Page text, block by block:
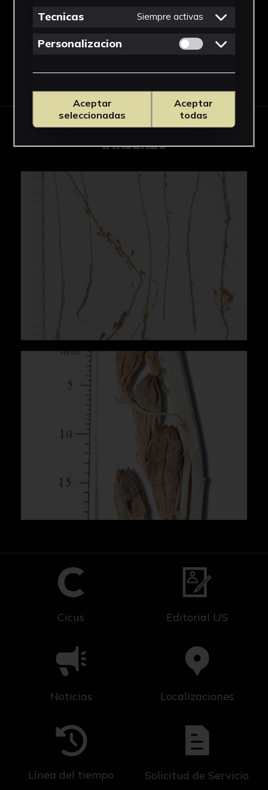
Descargar Ficha
IMÁGENES
Cicus Editorial US
Noticias Localizaciones
Línea del tiempo Solicitud de Servicio
Tecnicas Siempre activas
Personalizacion Permitir cookies
Aceptar
seleccionadas
Aceptar
todas